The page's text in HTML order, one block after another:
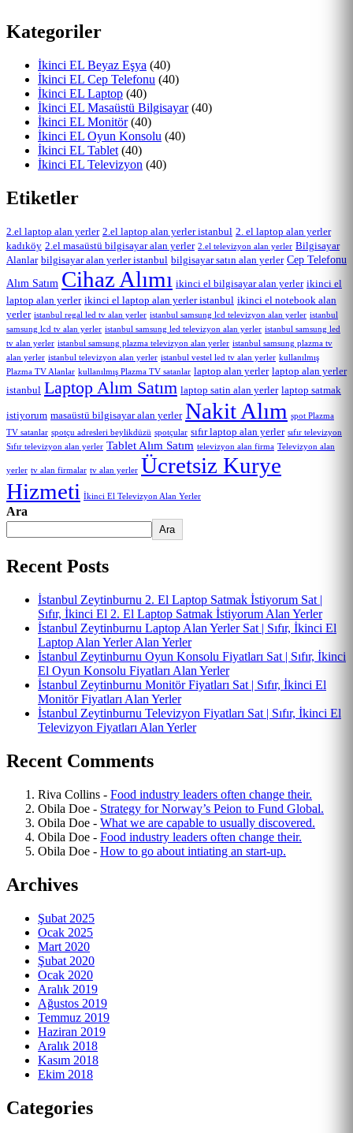
Kategoriler
İkinci EL Beyaz Eşya (40)
İkinci EL Cep Telefonu (40)
İkinci EL Laptop (40)
İkinci EL Masaüstü Bilgisayar(40)
İkinci EL Monitör(40)
İkinci EL Oyun Konsolu (40)
İkinci EL Tablet (40)
İkinci EL Televizyon (40)
Etiketler
2.el laptop alan yerler 2.el laptop alan yerler istanbul 2. el laptop alan yerler
kadıköy 2.el masaüstü bilgisayar alan yerler 2.el televizyon alan yerler Bilgisayar
Alanlar bilgisayar alan yerler istanbul bilgisayar satın alan yerler Cep Telefonu
Alım Satım Cihaz Alımı ikinci el bilgisayar alan yerler ikinci el
laptop alan yerler ikinci el laptop alan yerler istanbul ikinci el notebook alan
yerler istanbul regal led tv alan yerler istanbul samsung lcd televizyon alan yerler istanbul
samsung lcd tv alan yerler istanbul samsung led televizyon alan yerler istanbul samsung led
tv alan yerler istanbul samsung plazma televizyon alan yerler istanbul samsung plazma tv
alan yerler istanbul televizyon alan yerler istanbul vestel led tv alan yerler kullanılmış
Plazma TV Alanlar kullanılmış Plazma TV satanlar laptop alan yerler laptop alan yerler
istanbul Laptop Alım Satım laptop satin alan yerler laptop satmak
istiyorum masaüstü bilgisayar alan yerler Nakit Alım spot Plazma
TV satanlar spotçu adresleri beylikdüzü spotçular sıfır laptop alan yerler sıfır televizyon
Sıfır televizyon alan yerler Tablet Alım Satım televizyon alan firma Televizyon alan
yerler tv alan firmalar tv alan yerler Ücretsiz Kurye
Hizmeti İkinci El Televizyon Alan Yerler
Ara
Ara
Recent Posts
İstanbul Zeytinburnu 2. El Laptop Satmak İstiyorum Sat |
Sıfır, İkinci El 2. El Laptop Satmak İstiyorum Alan Yerler
İstanbul Zeytinburnu Laptop Alan Yerler Sat | Sıfır, İkinci El
Laptop Alan Yerler Alan Yerler
İstanbul Zeytinburnu Oyun Konsolu Fiyatları Sat | Sıfır, İkinci
El Oyun Konsolu Fiyatları Alan Yerler
İstanbul Zeytinburnu Monitör Fiyatları Sat | Sıfır, İkinci El
Monitör Fiyatları Alan Yerler
İstanbul Zeytinburnu Televizyon Fiyatları Sat | Sıfır, İkinci El
Televizyon Fiyatları Alan Yerler
Recent Comments
Riva Collins - Food industry leaders often change their.
Obila Doe - Strategy for Norway’s Peion to Fund Global.
Obila Doe - What we are capable to usually discovered.
Obila Doe - Food industry leaders often change their.
Obila Doe - How to go about intiating an start-up.
Archives
Şubat 2025
Ocak 2025
Mart 2020
Şubat 2020
Ocak 2020
Aralık 2019
Ağustos 2019
Temmuz 2019
Haziran 2019
Aralık 2018
Kasım 2018
Ekim 2018
Categories